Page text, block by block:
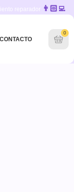
reparador 👨🏻‍💻
CONTACTO
0